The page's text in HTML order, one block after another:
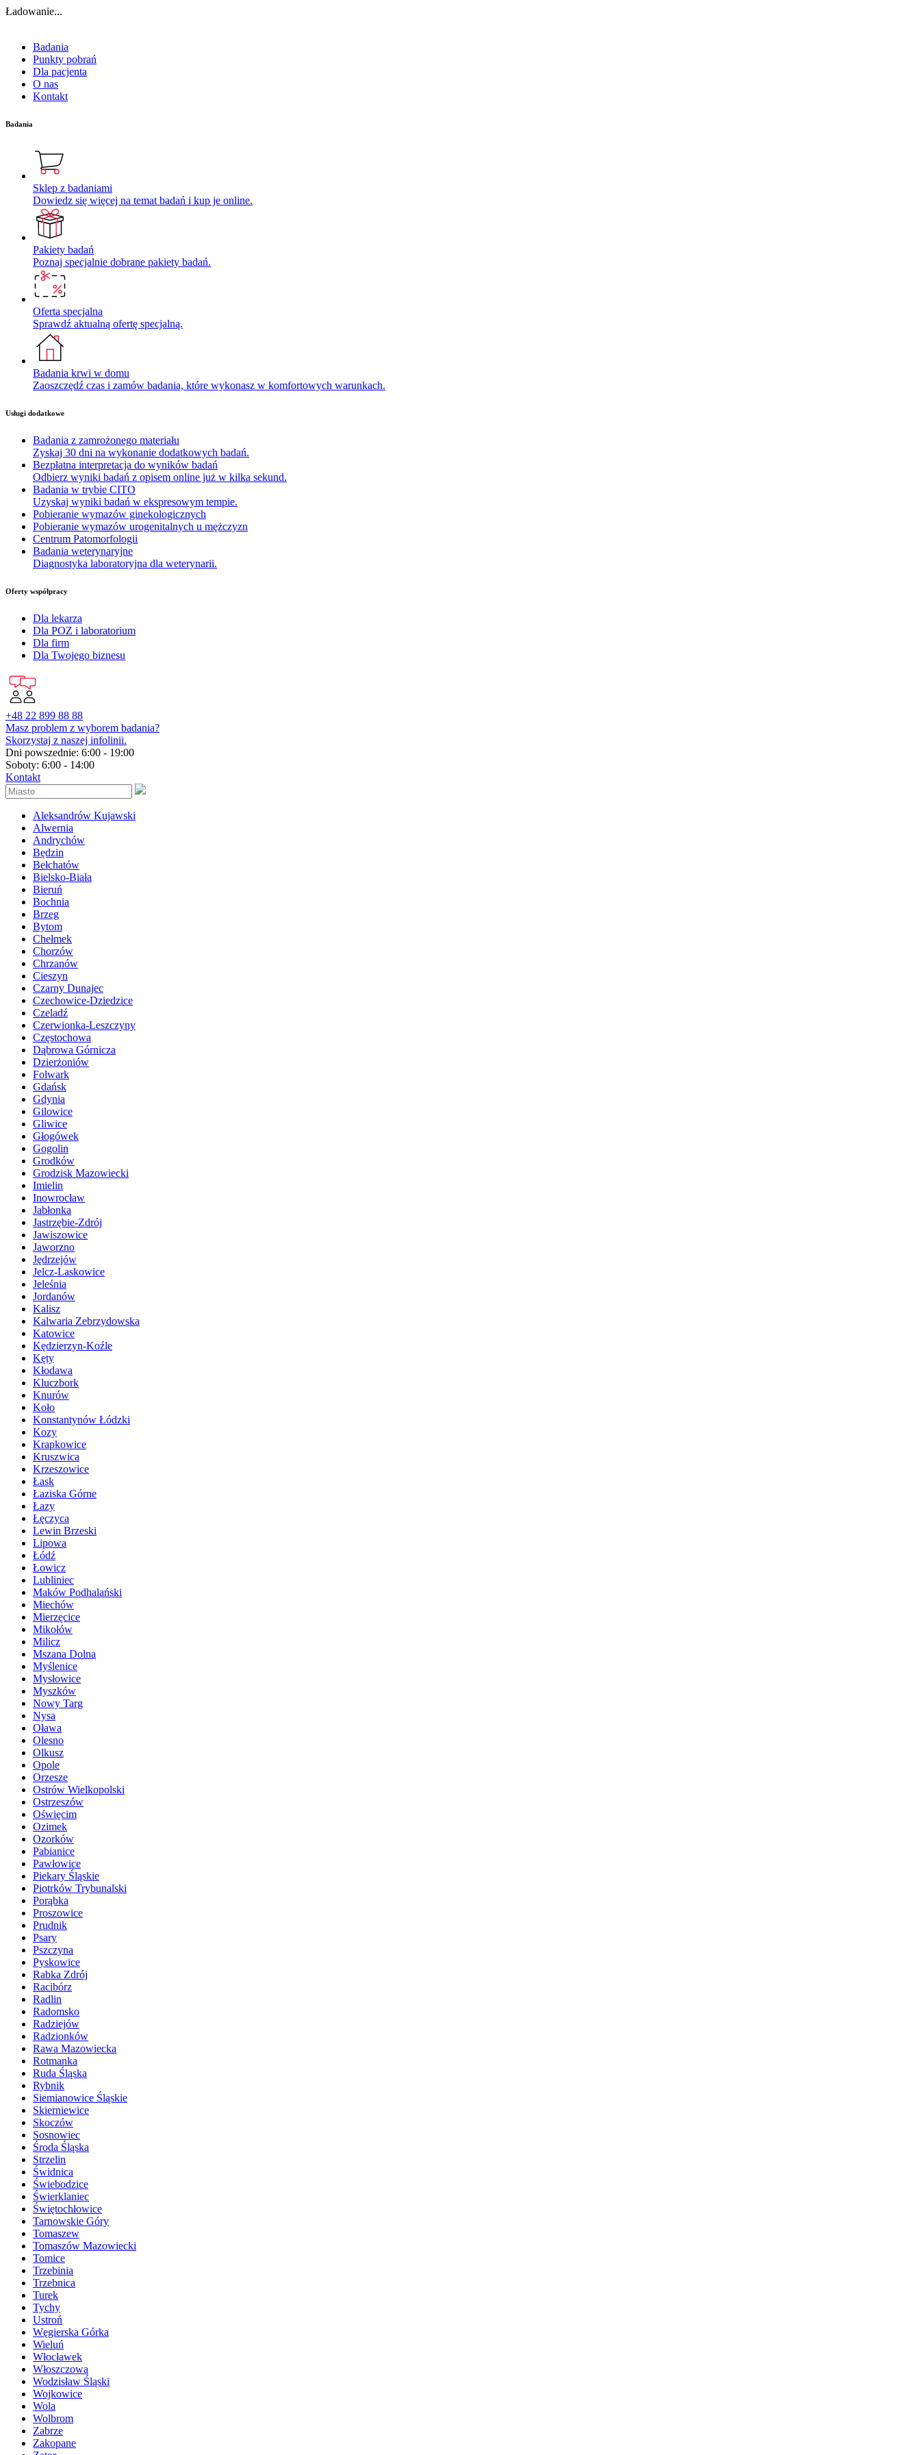
Ładowanie...
Badania
Punkty pobrań
Dla pacjenta
O nas
Kontakt
Badania
Sklep z badaniami
Dowiedz się więcej na temat badań i kup je online.
Pakiety badań
Poznaj specjalnie dobrane pakiety badań.
Oferta specjalna
Sprawdź aktualną ofertę specjalną.
Badania krwi w domu
Zaoszczędź czas i zamów badania, które wykonasz w komfortowych warunkach.
Usługi dodatkowe
Badania z zamrożonego materiału
Zyskaj 30 dni na wykonanie dodatkowych badań.
Bezpłatna interpretacja do wyników badań
Odbierz wyniki badań z opisem online już w kilka sekund.
Badania w trybie CITO
Uzyskaj wyniki badań w ekspresowym tempie.
Pobieranie wymazów ginekologicznych
Pobieranie wymazów urogenitalnych u mężczyzn
Centrum Patomorfologii
Badania weterynaryjne
Diagnostyka laboratoryjna dla weterynarii.
Oferty współpracy
Dla lekarza
Dla POZ i laboratorium
Dla firm
Dla Twojego biznesu
+48 22 899 88 88
Masz problem z wyborem badania?
Skorzystaj z naszej infolinii.
Dni powszednie: 6:00 - 19:00
Soboty: 6:00 - 14:00
Kontakt
Aleksandrów Kujawski
Alwernia
Andrychów
Będzin
Bełchatów
Bielsko-Biała
Bieruń
Bochnia
Brzeg
Bytom
Chełmek
Chorzów
Chrzanów
Cieszyn
Czarny Dunajec
Czechowice-Dziedzice
Czeladź
Czerwionka-Leszczyny
Częstochowa
Dąbrowa Górnicza
Dzierżoniów
Folwark
Gdańsk
Gdynia
Gilowice
Gliwice
Głogówek
Gogolin
Grodków
Grodzisk Mazowiecki
Imielin
Inowrocław
Jabłonka
Jastrzębie-Zdrój
Jawiszowice
Jaworzno
Jędrzejów
Jelcz-Laskowice
Jeleśnia
Jordanów
Kalisz
Kalwaria Zebrzydowska
Katowice
Kędzierzyn-Koźle
Kęty
Kłodawa
Kluczbork
Knurów
Koło
Konstantynów Łódzki
Kozy
Krapkowice
Kruszwica
Krzeszowice
Łask
Łaziska Górne
Łazy
Łęczyca
Lewin Brzeski
Lipowa
Łódź
Łowicz
Lubliniec
Maków Podhalański
Miechów
Mierzęcice
Mikołów
Milicz
Mszana Dolna
Myślenice
Mysłowice
Myszków
Nowy Targ
Nysa
Oława
Olesno
Olkusz
Opole
Orzesze
Ostrów Wielkopolski
Ostrzeszów
Oświęcim
Ozimek
Ozorków
Pabianice
Pawłowice
Piekary Śląskie
Piotrków Trybunalski
Porąbka
Proszowice
Prudnik
Psary
Pszczyna
Pyskowice
Rabka Zdrój
Racibórz
Radlin
Radomsko
Radziejów
Radzionków
Rawa Mazowiecka
Rotmanka
Ruda Śląska
Rybnik
Siemianowice Śląskie
Skierniewice
Skoczów
Sosnowiec
Środa Śląska
Strzelin
Świdnica
Świebodzice
Świerklaniec
Świętochłowice
Tarnowskie Góry
Tomaszew
Tomaszów Mazowiecki
Tomice
Trzebinia
Trzebnica
Turek
Tychy
Ustroń
Węgierska Górka
Wieluń
Włocławek
Włoszczowa
Wodzisław Śląski
Wojkowice
Wola
Wolbrom
Zabrze
Zakopane